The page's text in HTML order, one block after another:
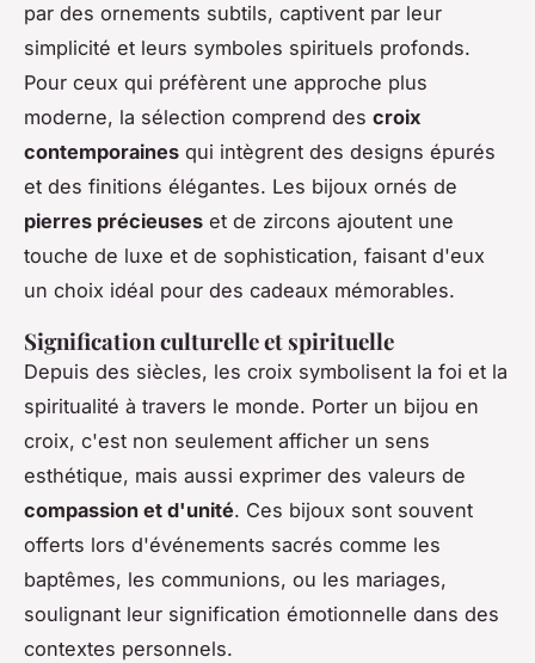
par des ornements subtils, captivent par leur
simplicité et leurs symboles spirituels profonds.
Pour ceux qui préfèrent une approche plus
moderne, la sélection comprend des croix
contemporaines qui intègrent des designs épurés
et des finitions élégantes. Les bijoux ornés de
pierres précieuses et de zircons ajoutent une
touche de luxe et de sophistication, faisant d'eux
un choix idéal pour des cadeaux mémorables.
Signification culturelle et spirituelle
Depuis des siècles, les croix symbolisent la foi et la
spiritualité à travers le monde. Porter un bijou en
croix, c'est non seulement afficher un sens
esthétique, mais aussi exprimer des valeurs de
compassion et d'unité. Ces bijoux sont souvent
offerts lors d'événements sacrés comme les
baptêmes, les communions, ou les mariages,
soulignant leur signification émotionnelle dans des
contextes personnels.